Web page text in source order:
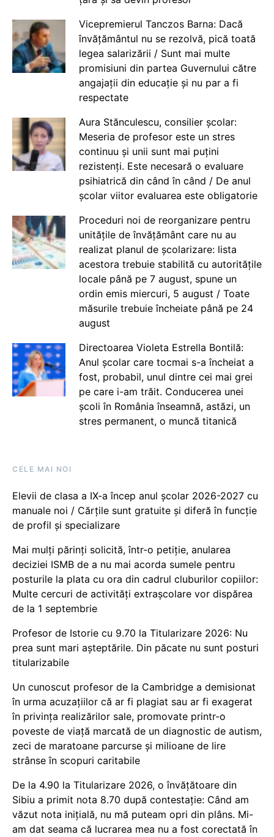
Vicepremierul Tanczos Barna: Dacă
învățământul nu se rezolvă, pică toată
legea salarizării / Sunt mai multe
promisiuni din partea Guvernului către
angajații din educație și nu par a fi
respectate
Aura Stănculescu, consilier școlar:
Meseria de profesor este un stres
continuu și unii sunt mai puțini
rezistenți. Este necesară o evaluare
psihiatrică din când în când / De anul
școlar viitor evaluarea este obligatorie
Proceduri noi de reorganizare pentru
unitățile de învățământ care nu au
realizat planul de școlarizare: lista
acestora trebuie stabilită cu autoritățile
locale până pe 7 august, spune un
ordin emis miercuri, 5 august / Toate
măsurile trebuie încheiate până pe 24
august
Directoarea Violeta Estrella Bontilă:
Anul școlar care tocmai s-a încheiat a
fost, probabil, unul dintre cei mai grei
pe care i-am trăit. Conducerea unei
școli în România înseamnă, astăzi, un
stres permanent, o muncă titanică
CELE MAI NOI
Elevii de clasa a IX-a încep anul școlar 2026-2027 cu
manuale noi / Cărțile sunt gratuite și diferă în funcție
de profil și specializare
Mai mulți părinți solicită, într-o petiție, anularea
deciziei ISMB de a nu mai acorda sumele pentru
posturile la plata cu ora din cadrul cluburilor copiilor:
Multe cercuri de activități extrașcolare vor dispărea
de la 1 septembrie
Profesor de Istorie cu 9.70 la Titularizare 2026: Nu
prea sunt mari așteptările. Din păcate nu sunt posturi
titularizabile
Un cunoscut profesor de la Cambridge a demisionat
în urma acuzațiilor că ar fi plagiat sau ar fi exagerat
în privința realizărilor sale, promovate printr-o
poveste de viață marcată de un diagnostic de autism,
zeci de maratoane parcurse și milioane de lire
strânse în scopuri caritabile
De la 4.90 la Titularizare 2026, o învățătoare din
Sibiu a primit nota 8.70 după contestație: Când am
văzut nota inițială, nu mă puteam opri din plâns. Mi-
am dat seama că lucrarea mea nu a fost corectată în